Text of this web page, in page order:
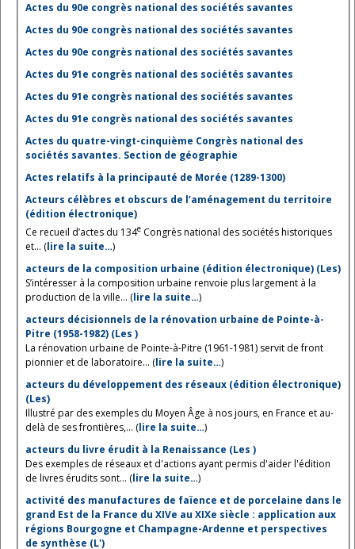
Actes du 90e congrès national des sociétés savantes
Actes du 90e congrès national des sociétés savantes
Actes du 90e congrès national des sociétés savantes
Actes du 91e congrès national des sociétés savantes
Actes du 91e congrès national des sociétés savantes
Actes du 91e congrès national des sociétés savantes
Actes du quatre-vingt-cinquième Congrès national des
sociétés savantes. Section de géographie
Actes relatifs à la principauté de Morée (1289-1300)
Acteurs célèbres et obscurs de l’aménagement du territoire
(édition électronique)
Ce recueil d’actes du 134e Congrès national des sociétés historiques
et... (lire la suite…)
acteurs de la composition urbaine (édition électronique) (Les)
S’intéresser à la composition urbaine renvoie plus largement à la
production de la ville... (lire la suite…)
acteurs décisionnels de la rénovation urbaine de Pointe-à-
Pitre (1958-1982) (Les )
La rénovation urbaine de Pointe-à-Pitre (1961-1981) servit de front
pionnier et de laboratoire... (lire la suite…)
acteurs du développement des réseaux (édition électronique)
(Les)
Illustré par des exemples du Moyen Âge à nos jours, en France et au-
delà de ses frontières,... (lire la suite…)
acteurs du livre érudit à la Renaissance (Les )
Des exemples de réseaux et d'actions ayant permis d'aider l'édition
de livres érudits sont... (lire la suite…)
activité des manufactures de faïence et de porcelaine dans le
grand Est de la France du XIVe au XIXe siècle : application aux
régions Bourgogne et Champagne-Ardenne et perspectives
de synthèse (L')